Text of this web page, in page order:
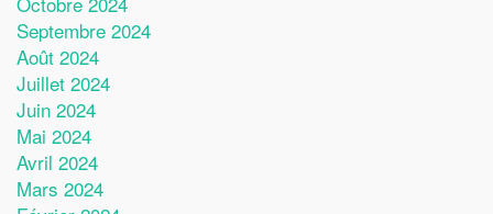
Septembre 2024
Août 2024
Juillet 2024
Juin 2024
Mai 2024
Avril 2024
Mars 2024